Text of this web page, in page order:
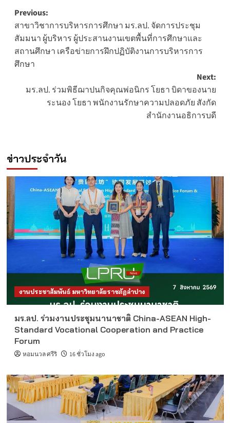
Post
navigation
Previous:
สาขาวิชาการบริหารการศึกษา มร.ลป. จัดการประชุม
สัมมนา ผู้บริหาร ผู้ประสานงานเขตพื้นที่การศึกษาและ
สถานศึกษา เครือข่ายการฝึกปฏิบัติงานการบริหารการ
ศึกษา
Next:
มร.ลป. ร่วมพิธีฌาปนกิจคุณพ่อนิกร โยธา บิดาของนาย
ระนอง โยธา พนักงานรักษาความปลอดภัย สังกัด
สำนักงานอธิการบดี
ข่าวประจำวัน
งานประชาสัมพันธ์ มหาวิทยาลัยราชภัฏลำปาง
มร.ลป. ร่วมงานประชุมนานาชาติ China-ASEAN High-
Standard Vocational Cooperation and Practice
Forum
หอมนวล ศรีริ 16 ชั่วโมง ago